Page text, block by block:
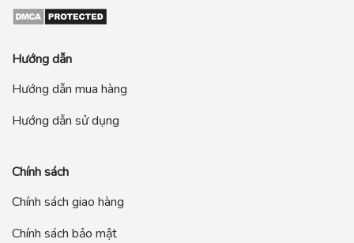
Hướng dẫn
Hướng dẫn mua hàng
Hướng dẫn sử dụng
Chính sách
Chính sách giao hàng
Chính sách bảo mật